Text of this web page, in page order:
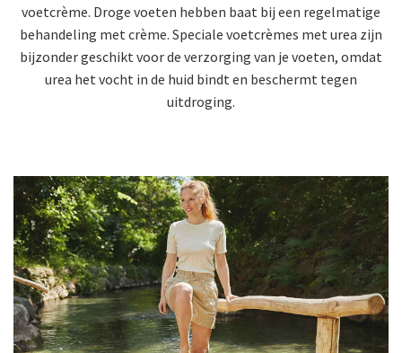
voetcrème. Droge voeten hebben baat bij een regelmatige
behandeling met crème. Speciale voetcrèmes met urea zijn
bijzonder geschikt voor de verzorging van je voeten, omdat
urea het vocht in de huid bindt en beschermt tegen
uitdroging.